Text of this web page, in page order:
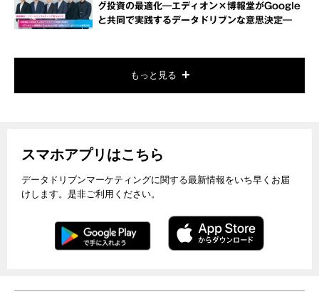
グ投資の最適化―エディオン×博報堂がGoogle
と共同で実践するデータドリブンな意思決定―
もっと見る
スマホアプリはこちら
データドリブンマーケティングに関する最新情報をいち早くお届
けします。是非ご利用ください。